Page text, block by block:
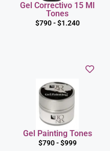
Gel Correctivo 15 Ml
Tones
$790 - $1.240
Gel Painting Tones
$790 - $999